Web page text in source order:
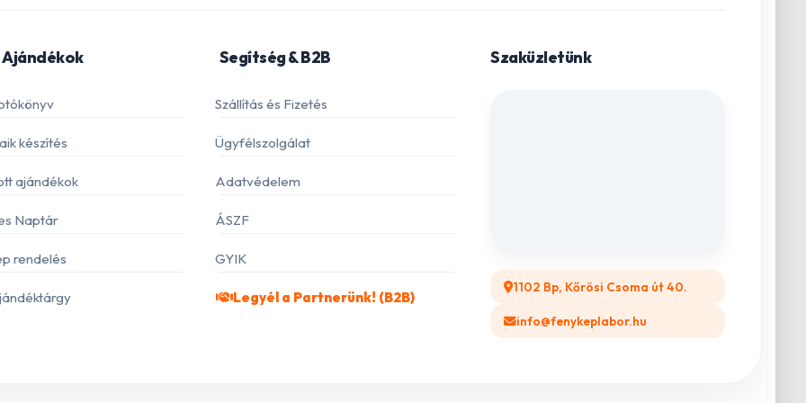
Ajándékok
készítés
ajándékok
Naptár
rendelés
Segítség & B2B
Szállítás és Fizetés
Ügyfélszolgálat
Adatvédelem
ÁSZF
GYIK
Legyél a Partnerünk! (B2B)
Szaküzletünk
1102 Bp, Kőrösi Csoma út 40.
info@fenykeplabor.hu